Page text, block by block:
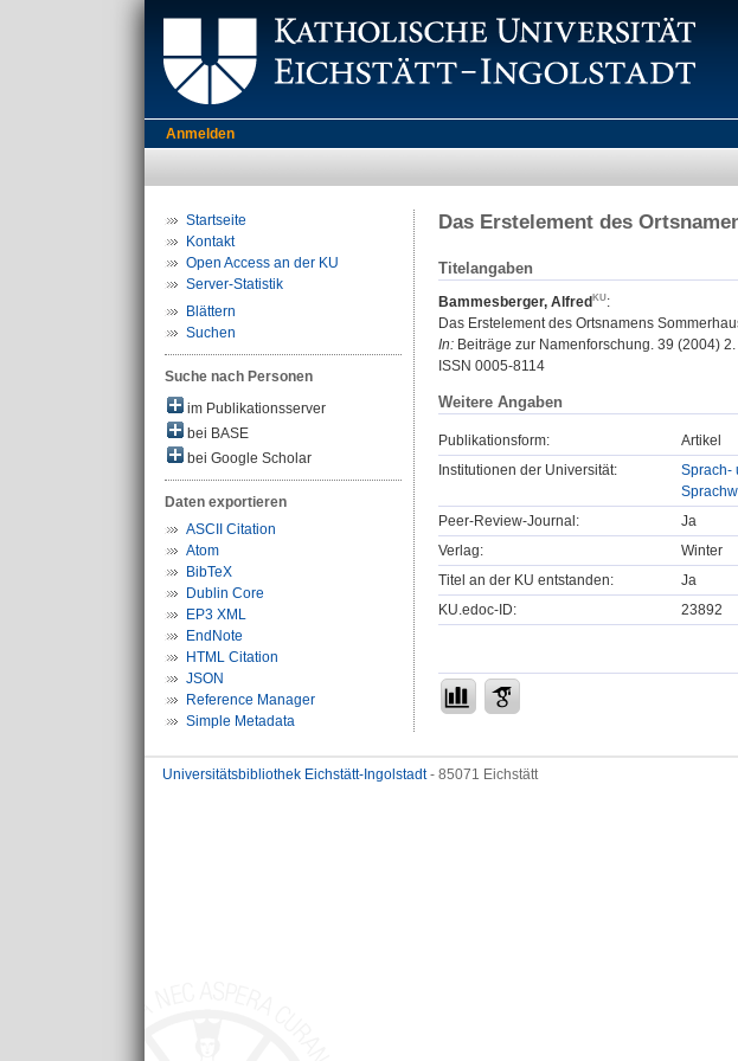
Anmelden
Startseite
Kontakt
Open Access an der KU
Server-Statistik
Blättern
Suchen
Suche nach Personen
im Publikationsserver
bei BASE
bei Google Scholar
Daten exportieren
ASCII Citation
Atom
BibTeX
Dublin Core
EP3 XML
EndNote
HTML Citation
JSON
Reference Manager
Simple Metadata
Das Erstelement des
Titelangaben
Bammesberger, Alfred
:
Das Erstelement des Ortsnamens
In: Beiträge zur Namenforschung. 39 (2004)
ISSN 0005-8114
Weitere Angaben
Publikationsform:
Artikel
Institutionen der Universität:
Sprach-
Peer-Review-Journal:
Ja
Verlag:
Winter
Titel an der KU entstanden:
Ja
KU.edoc-ID:
23892
Universitätsbibliothek Eichstätt-Ingolstadt- 85071 Eichstätt